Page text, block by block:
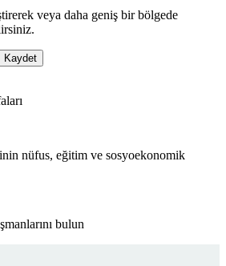
veya daha geniş bir bölgede
Kaydet
nüfus, eğitim ve sosyoekonomik
bulun